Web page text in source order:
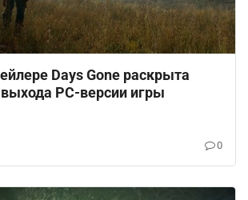
Days Gone раскрыта
PC-версии игры
0